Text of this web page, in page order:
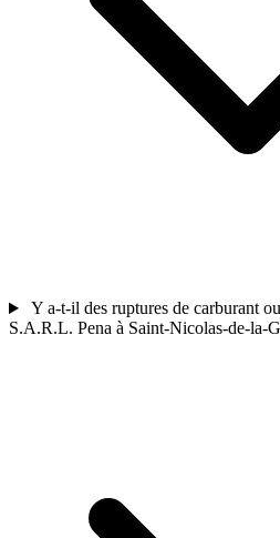
Y a-t-il des ruptures de carburant
S.A.R.L. Pena à Saint-Nicolas-de-la-